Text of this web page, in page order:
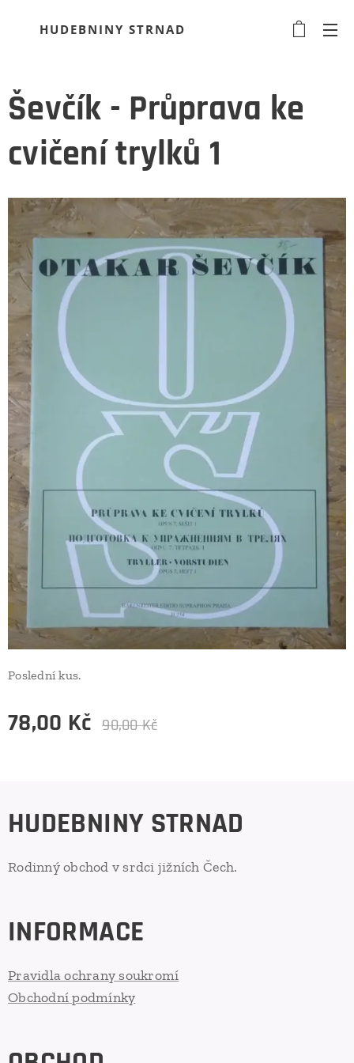
HUDEBNINY STRNAD
Ševčík - Průprava ke
cvičení trylků 1
Poslední kus.
78,00 Kč 90,00Kč
HUDEBNINY STRNAD
Rodinný obchod v srdci jižních Čech.
INFORMACE
Pravidla ochrany soukromí
Obchodní podmínky